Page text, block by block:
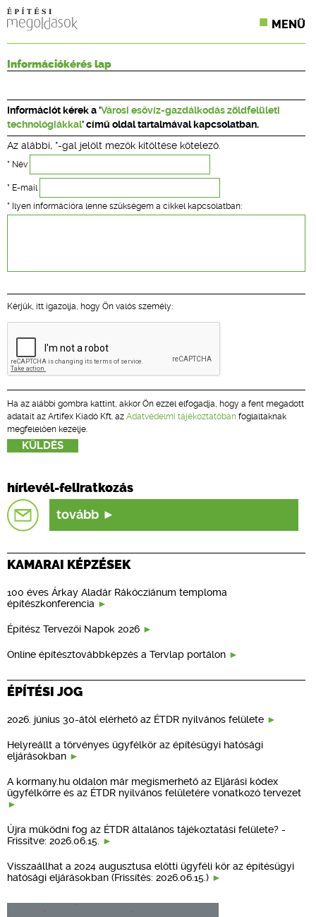
MENÜ
CPR TERMÉKKIÍRÁS
ÉPÍTÉSI JOG
ONLINE KÉPZÉSEK
TERVEZÉSI SEGÉDLETEK
Információkérés lap
Információt kérek a 'Városi esővíz-gazdálkodás zöldfelületi
technológiákkal' című oldal tartalmával kapcsolatban.
Az alábbi, *-gal jelölt mezők kitöltése kötelező.
* Név
* E-mail
* Ilyen információra lenne szükségem a cikkel kapcsolatban:
Kérjük, itt igazolja, hogy Ön valós személy:
Ha az alábbi gombra kattint, akkor Ön ezzel elfogadja, hogy a fent megadott
adatait az Artifex Kiadó Kft. az Adatvédelmi tájékoztatóban foglaltaknak
megfelelően kezelje.
hírlevél-feliratkozás
tovább
KAMARAI KÉPZÉSEK
100 éves Árkay Aladár Rákócziánum temploma
építészkonferencia
Építész Tervezői Napok 2026
Online építésztovábbképzés a Tervlap portálon
ÉPÍTÉSI JOG
2026. június 30-ától elérhető az ÉTDR nyilvános felülete
Helyreállt a törvényes ügyfélkör az építésügyi hatósági
eljárásokban
A kormany.hu oldalon már megismerhető az Eljárási kódex
ügyfélkörre és az ÉTDR nyilvános felületére vonatkozó tervezet
Újra működni fog az ÉTDR általános tájékoztatási felülete? -
Frissítve: 2026.06.15.
Visszaállhat a 2024 augusztusa előtti ügyféli kör az építésügyi
hatósági eljárásokban (Frissítés: 2026.06.15.)